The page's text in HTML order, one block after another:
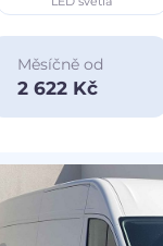
Měsíčně od
2 622 Kč